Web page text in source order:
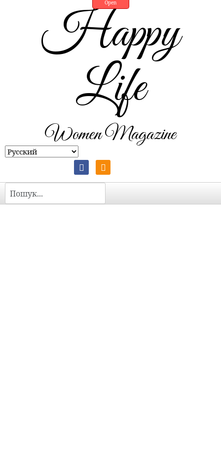
Open
Happy
Life
Women Magazine
Пошук